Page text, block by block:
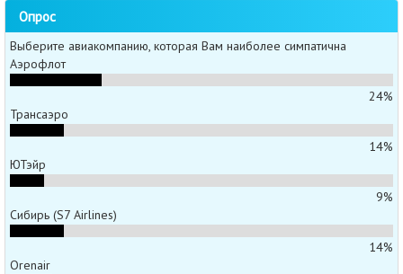
Опрос
Выберите авиакомпанию, которая Вам наиболее симпатична
Аэрофлот
24%
Трансаэро
14%
ЮТэйр
9%
Сибирь (S7 Airlines)
14%
Orenair